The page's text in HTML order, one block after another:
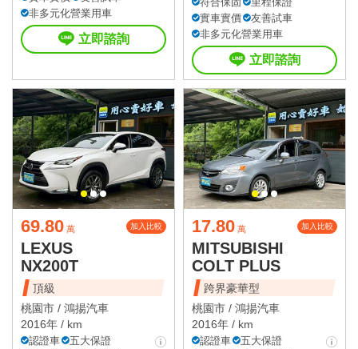
非多元化營業用車
立即諮詢
實車實價
友善試車
非多元化營業用車
立即諮詢
69.80 萬 加入比較
LEXUS
NX200T
頂級
桃園市 / 鴻揚汽車
2016年 / km
認證車
五大保證
17.80 萬 加入比較
MITSUBISHI
COLT PLUS
跨界豪華型
桃園市 / 鴻揚汽車
2016年 / km
認證車
五大保證